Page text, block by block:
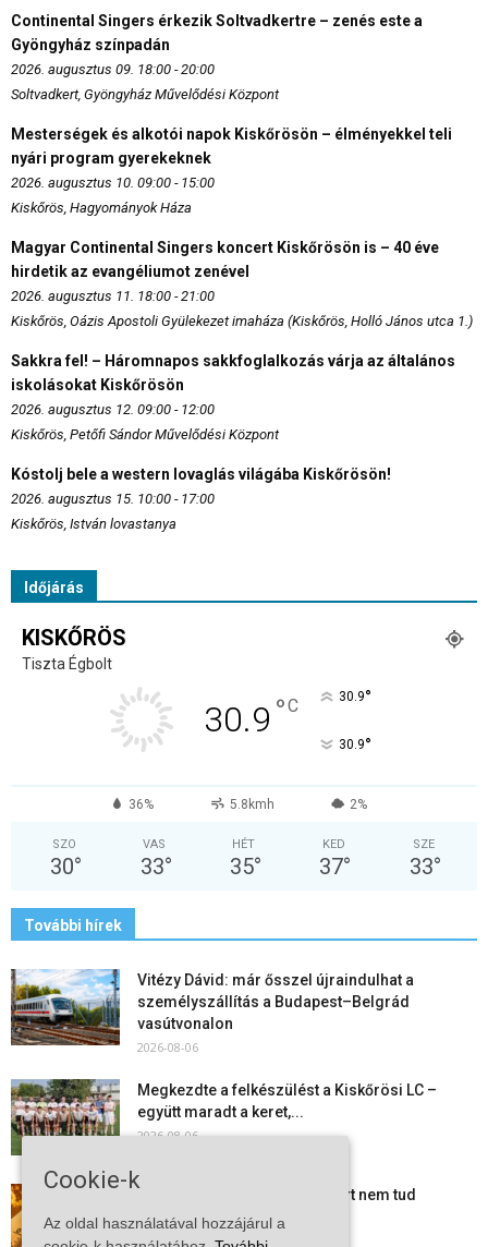
Continental Singers érkezik Soltvadkertre – zenés este a
Gyöngyház színpadán
2026. augusztus 09. 18:00 - 20:00
Soltvadkert, Gyöngyház Művelődési Központ
Mesterségek és alkotói napok Kiskőrösön – élményekkel teli
nyári program gyerekeknek
2026. augusztus 10. 09:00 - 15:00
Kiskőrös, Hagyományok Háza
Magyar Continental Singers koncert Kiskőrösön is – 40 éve
hirdetik az evangéliumot zenével
2026. augusztus 11. 18:00 - 21:00
Kiskőrös, Oázis Apostoli Gyülekezet imaháza (Kiskőrös, Holló János utca 1.)
Sakkra fel! – Háromnapos sakkfoglalkozás várja az általános
iskolásokat Kiskőrösön
2026. augusztus 12. 09:00 - 12:00
Kiskőrös, Petőfi Sándor Művelődési Központ
Kóstolj bele a western lovaglás világába Kiskőrösön!
2026. augusztus 15. 10:00 - 17:00
Kiskőrös, István lovastanya
Időjárás
KISKŐRÖS
Tiszta Égbolt
30.9 °C 30.9°
30.9°
36% 5.8kmh 2%
SZO
30°
VAS
33°
HÉT
35°
KED
37°
SZE
33°
További hírek
Vitézy Dávid: már ősszel újraindulhat a
személyszállítás a Budapest–Belgrád
vasútvonalon
2026-08-06
Megkezdte a felkészülést a Kiskőrösi LC –
együtt maradt a keret,...
2026-08-06
Mi történik Európa felett? Ezért nem tud
szabadulni a kontinens a...
2026-08-05
Cookie-k
Az oldal használatával hozzájárul a